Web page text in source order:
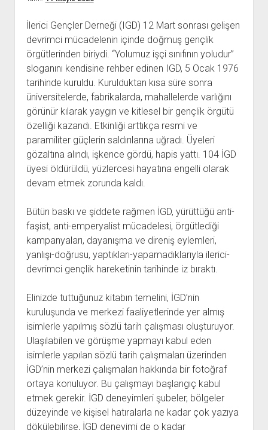
BARIŞ HAREKETLERİ ARŞİV FONU
DAVA DOSYALARI ARŞİV FONU
GÖRSEL-İŞİTSEL ARŞİV FONU
ARŞİVLERDEN YARARLANMA KOŞULLARI
SOL HAREKETLER KİTAPLIĞI
EMEK HAREKETİ KİTAPLIĞI
BARIŞ HAREKETİ KİTAPLIĞI
GENÇLİK HAREKETİ KİTAPLIĞI
KADIN HAREKETİ KİTAPLIĞI
ÖĞRETMEN HAREKETİ KİTAPLIĞI
ANTİKOMÜNİZM KİTAPLIĞI
AYDINLIK KÜLLİYATI KİTAPLIĞI
NÂZIM HİKMET KİTAPLIĞI
HİKMET KIVILCIMLI KİTAPLIĞI
HAYDAR RİFAT KİTAPLIĞI
1940’LI YILLAR KİTAPLIĞI
YURTDIŞI KİTAPLIĞI
açılır
menüyü
aç
YURTDIŞI KİTAPLIĞI
FİDEF KİTAPLIĞI
TDF KİTAPLIĞI
GDF KİTAPLIĞI
ÜYE BAŞVURU FORMU
ARŞİVLERDEN YARARLANMA FORMU
KİTAP ABONE FORMU
aç
İLETİŞİM BİLGİLERİ
BANKA HESAPLARIMIZ
ÇALIŞMA GÜNLERİMİZ
İlerici Gençler Derneği (IGD) 12 Mart sonrası gelişen
devrimci mücadelenin içinde doğmuş gençlik
örgütlerinden biriydi. “Yolumuz işçi sınıfının yoludur”
sloganını kendisine rehber edinen IGD, 5 Ocak 1976
tarihinde kuruldu. Kurulduktan kısa süre sonra
üniversitelerde, fabrikalarda, mahallelerde varlığını
görünür kılarak yaygın ve kitlesel bir gençlik örgütü
özelliği kazandı. Etkinliği arttıkça resmi ve
paramiliter güçlerin saldırılarına uğradı. Üyeleri
gözaltına alındı, işkence gördü, hapis yattı. 104 İGD
üyesi öldürüldü, yüzlercesi hayatına engelli olarak
devam etmek zorunda kaldı.
Bütün baskı ve şiddete rağmen İGD, yürüttüğü anti-
faşist, anti-emperyalist mücadelesi, örgütlediği
kampanyaları, dayanışma ve direniş eylemleri,
yanlışı-doğrusu, yaptıkları-yapamadıklarıyla ilerici-
devrimci gençlik hareketinin tarihinde iz bıraktı.
Elinizde tuttuğunuz kitabın temelini, İGD’nin
kuruluşunda ve merkezi faaliyetlerinde yer almış
isimlerle yapılmış sözlü tarih çalışması oluşturuyor.
Ulaşılabilen ve görüşme yapmayı kabul eden
isimlerle yapılan sözlü tarih çalışmaları üzerinden
İGD’nin merkezi çalışmaları hakkında bir fotoğraf
ortaya konuluyor. Bu çalışmayı başlangıç kabul
etmek gerekir. İGD deneyimleri şubeler, bölgeler
düzeyinde ve kişisel hatıralarla ne kadar çok yazıya
dökülebilirse, İGD deneyimi de o kadar